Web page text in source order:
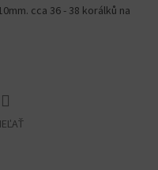
cca 36 - 38 korálků na